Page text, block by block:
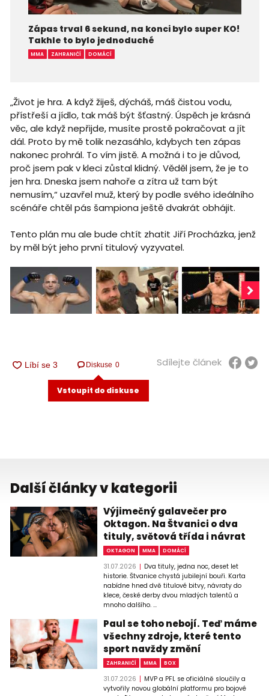
Zápas trval 6 sekund, na konci bylo super KO!
Takhle to bylo jednoduché
MMA ZAHRANIČÍ DOMÁCÍ
„Život je hra. A když žiješ, dýcháš, máš čistou vodu,
přístřeší a jídlo, tak máš být šťastný. Úspěch je krásná
věc, ale když nepřijde, musíte prostě pokračovat a jít
dál. Proto by mě tolik nezasáhlo, kdybych ten zápas
nakonec prohrál. To vím jistě. A možná i to je důvod,
proč jsem pak v kleci zůstal klidný. Věděl jsem, že je to
jen hra. Dneska jsem nahoře a zítra už tam být
nemusím,“ uzavřel muž, který by podle svého ideálního
scénáře chtěl pás šampiona ještě dvakrát obhájit.
Tento plán mu ale bude chtít zhatit Jiří Procházka, jenž
by měl být jeho první titulový vyzyvatel.
Diskuse 0
Vstoupit do diskuse
Sdílejte článek
Další články v kategorii
Výjimečný galavečer pro
Oktagon. Na Štvanici o dva
tituly, světová třída i návrat
OKTAGON MMA DOMÁCÍ
31.07.2026
Dva tituly, jedna noc, deset let
historie. Štvanice chystá jubilejní bouři. Karta
nabídne hned dvě titulové bitvy, návraty do
klece, české derby dvou mladých talentů a
mnoho dalšího. ...
Paul se toho nebojí. Teď máme
všechny zdroje, které tento
sport navždy změní
ZAHRANIČÍ MMA BOX
31.07.2026
MVP a PFL se oficiálně sloučily a
vytvořily novou globální platformu pro bojové